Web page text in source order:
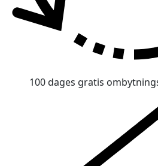
100 dages gratis